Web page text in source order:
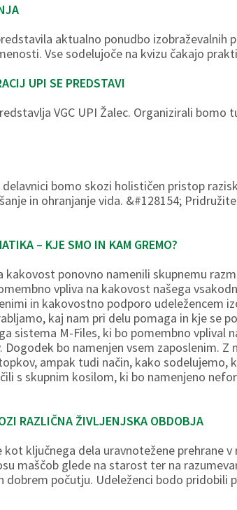
aktualno ponudbo izobraževalnih
Vse sodelujoče na kvizu čakajo
UPI SE PREDSTAVI
VGC UPI Žalec. Organizirali bomo
bomo skozi holističen pristop
in ohranjanje vida. &#128154;
– KJE SMO IN KAM GREMO?
kakovost ponovno namenili skupnemu
vpliva na kakovost našega
in kakovostno podporo udeležencem
kaj nam pri delu pomaga in kje se
sistema M-Files, ki bo pomembno vplival
bo namenjen vsem zaposlenim.
ampak tudi način, kako sodelujemo,
s skupnim kosilom, ki bo namenjeno
RAZLIČNA ŽIVLJENJSKA OBDOBJA
ključnega dela uravnotežene prehrane
maščob glede na starost ter na
dobrem počutju. Udeleženci bodo pridobili